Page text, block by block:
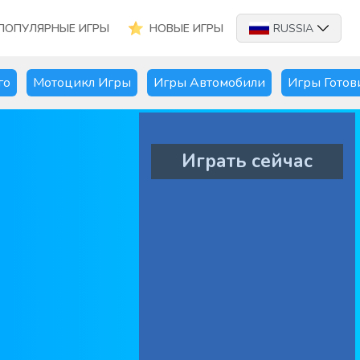
ИГРЫ НОВЫЕ ИГРЫ RUSSIA
Мотоцикл Игры Игры Автомобили Игры
Играть сейчас